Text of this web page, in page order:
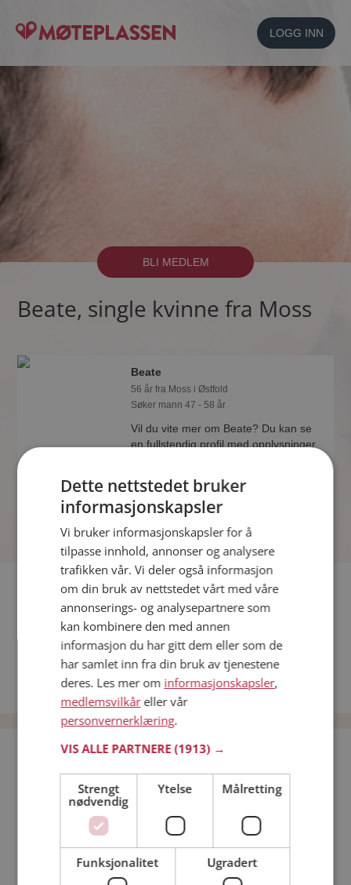
LOGG INN
BLI MEDLEM
Beate, single kvinne fra Moss
Beate
56 år fra Moss i Østfold
Søker mann 47 - 58 år
Vil du vite mer om Beate? Du kan se
en fullstendig profil med opplysninger
Fler single
Flere singlekvinner fra Moss :Irene,Selma
Menn fra Moss
Date kvinner i Norge
Date menn i Norge
Bli medlem gratis!
Jeg er en:
Dette nettstedet bruker
informasjonskapsler
Vi bruker informasjonskapsler for å
tilpasse innhold, annonser og analysere
trafikken vår. Vi deler også informasjon
om din bruk av nettstedet vårt med våre
annonserings- og analysepartnere som
kan kombinere den med annen
informasjon du har gitt dem eller som de
har samlet inn fra din bruk av tjenestene
deres. Les mer om informasjonskapsler,
medlemsvilkåreller vår
personvernerklæring.
VIS ALLE PARTNERE(1913) →
Strengt
nødvendig
Ytelse Målretting
Funksjonalitet Ugradert